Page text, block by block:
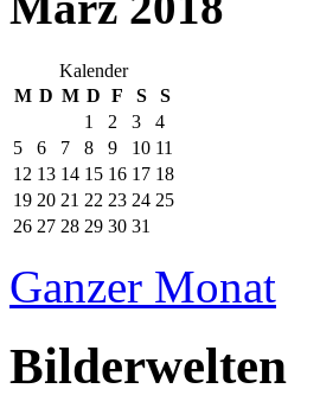
Kalender
M D M D F S
S
1
2 3
4
5
6 7 8 9 10 11
12 13 14 15 16 17 18
19 20 21 22 23 24 25
26 27 28 29 30 31
Ganzer Monat
Bilderwelten